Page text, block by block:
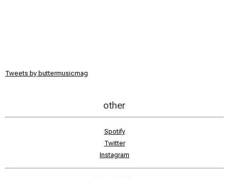
Tweets by buttermusicmag
other
Spotify
Twitter
Instagram